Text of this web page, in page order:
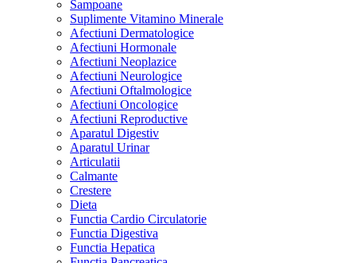
Sampoane
Suplimente Vitamino Minerale
Afectiuni Dermatologice
Afectiuni Hormonale
Afectiuni Neoplazice
Afectiuni Neurologice
Afectiuni Oftalmologice
Afectiuni Oncologice
Afectiuni Reproductive
Aparatul Digestiv
Aparatul Urinar
Articulatii
Calmante
Crestere
Dieta
Functia Cardio Circulatorie
Functia Digestiva
Functia Hepatica